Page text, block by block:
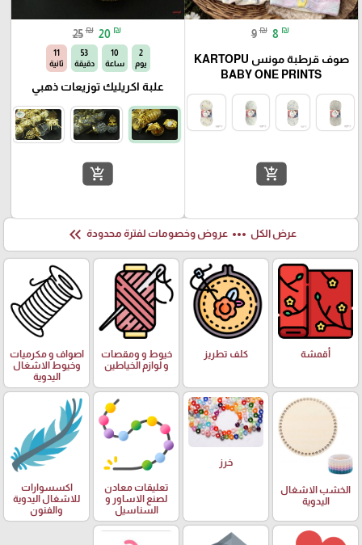
9 ₪ 8 ₪
صوف قرطبة مونس KARTOPU
BABY ONE PRINTS
add_shopping_cart
25 ₪ 20 ₪
2
يوم
10
ساعة
53
دقيقة
10
ثانية
علبة اكريليك توزيعات ذهبي
add_shopping_cart
عرض الكل more_horiz عروض وخصومات لفترة محدودة keyboard_double_arrow_left
أقمشة كلف تطريز
خيوط و ومقصات
و لوازم الخياطين
اصواف و مكرميات
وخيوط الاشغال
اليدوية
الخشب الاشغال
اليدوية
خرز
تعليقات معادن
لصنع الاساور و
السناسيل
اكسسوارات
للاشغال اليدوية
والفنون